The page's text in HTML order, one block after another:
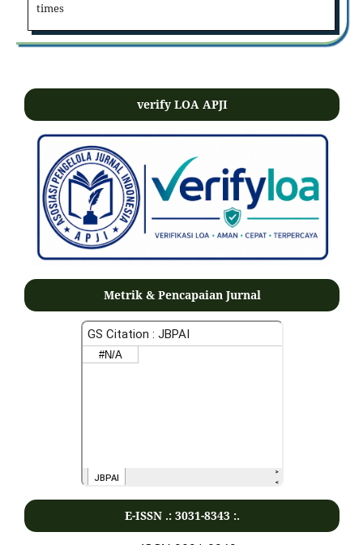
times
verify LOA APJI
Metrik & Pencapaian Jurnal
E-ISSN .: 3031-8343:.